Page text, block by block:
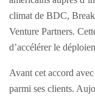
climat de BDC,
Venture Partners.
d’accélérer le
Avant cet accord
parmi ses clients.